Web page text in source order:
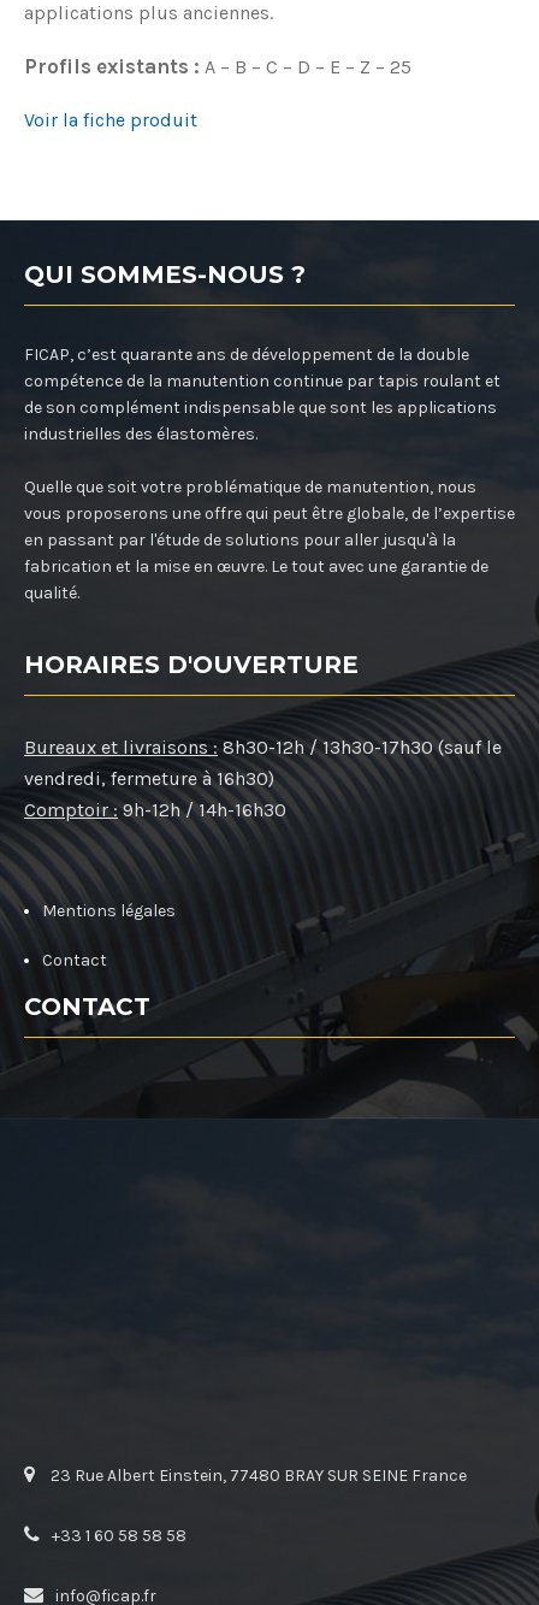
applications plus anciennes.
Profils existants : A – B – C – D – E – Z – 25
Voir la fiche produit
QUI SOMMES-NOUS ?
FICAP, c’est quarante ans de développement de la double
compétence de la manutention continue par tapis roulant et
de son complément indispensable que sont les applications
industrielles des élastomères.
Quelle que soit votre problématique de manutention, nous
vous proposerons une offre qui peut être globale, de l’expertise
en passant par l'étude de solutions pour aller jusqu'à la
fabrication et la mise en œuvre. Le tout avec une garantie de
qualité.
HORAIRES D'OUVERTURE
Bureaux et livraisons : 8h30-12h / 13h30-17h30 (sauf le
vendredi, fermeture à 16h30)
Comptoir : 9h-12h / 14h-16h30
Mentions légales
Contact
CONTACT
23 Rue Albert Einstein, 77480 BRAY SUR SEINE France
+33 1 60 58 58 58
info@ficap.fr